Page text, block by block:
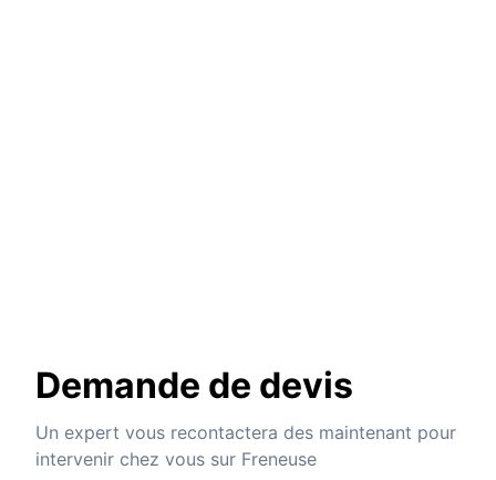
Demande de devis
Un expert vous recontactera des maintenant pour
intervenir chez vous sur Freneuse